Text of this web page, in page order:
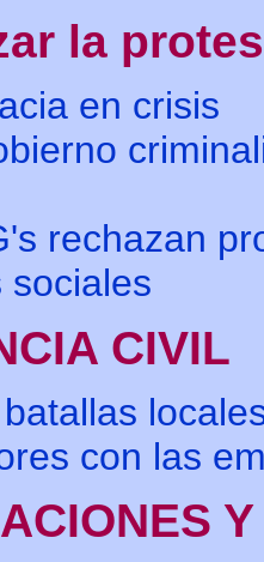
la
en crisis
rechazan
sociales
CIVIL
con las